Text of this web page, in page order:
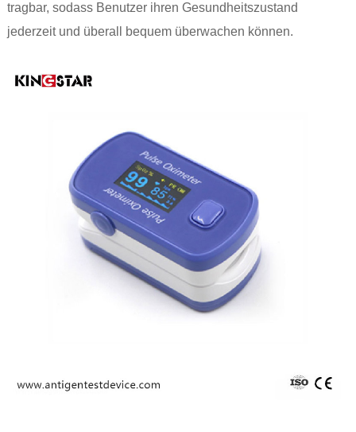
tragbar, sodass Benutzer ihren Gesundheitszustand
jederzeit und überall bequem überwachen können.